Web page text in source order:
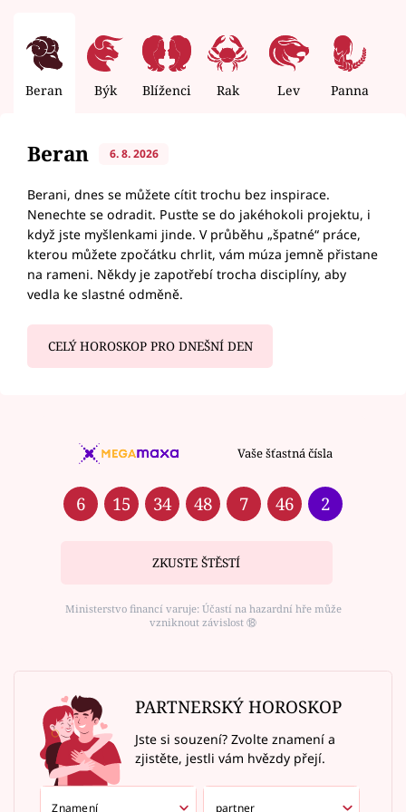
Beran Býk Blíženci Rak Lev Panna
Beran 6. 8. 2026
Berani, dnes se můžete cítit trochu bez inspirace.
Nenechte se odradit. Pusťte se do jakéhokoli projektu, i
když jste myšlenkami jinde. V průběhu „špatné“ práce,
kterou můžete zpočátku chrlit, vám múza jemně přistane
na rameni. Někdy je zapotřebí trocha disciplíny, aby
vedla ke slastné odměně.
CELÝ HOROSKOP PRO DNEŠNÍ DEN
Vaše šťastná čísla
6 15 34 48 7 46 2
ZKUSTE ŠTĚSTÍ
Ministerstvo financí varuje: Účastí na hazardní hře může
vzniknout závislost ⑱
PARTNERSKÝ HOROSKOP
Jste si souzení? Zvolte znamení a
zjistěte, jestli vám hvězdy přejí.